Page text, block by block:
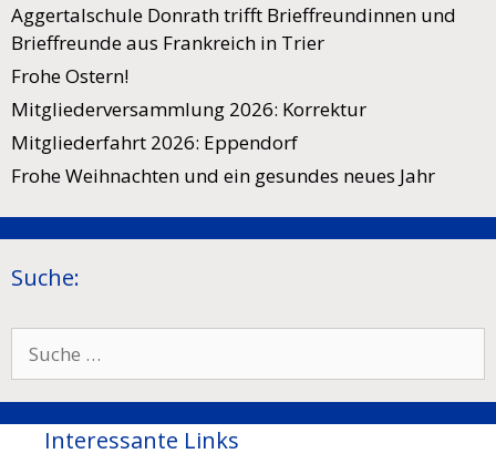
Aggertalschule Donrath trifft Brieffreundinnen und
Brieffreunde aus Frankreich in Trier
Frohe Ostern!
Mitgliederversammlung 2026: Korrektur
Mitgliederfahrt 2026: Eppendorf
Frohe Weihnachten und ein gesundes neues Jahr
Suche:
nach:
Interessante Links